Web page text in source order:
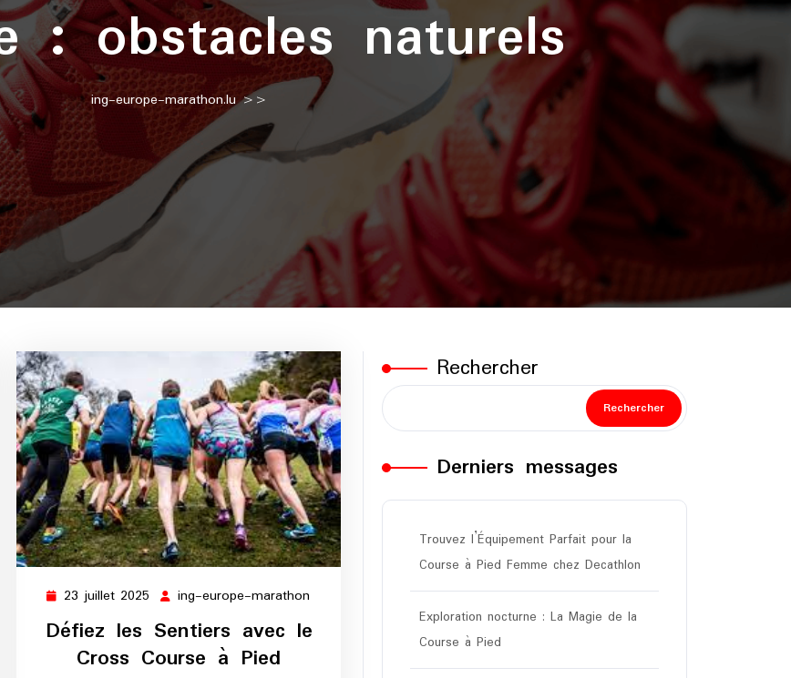
:obstacles naturels
ing-europe-marathon.lu>>
23 juillet 2025 23
juillet
2025
ing-europe-marathon
marathon
Défiez les Sentiers avec le
Cross Course à Pied
Rechercher
Rechercher
Derniers messages
Trouvez l’Équipement Parfait pour la
Course à Pied Femme chez Decathlon
Exploration nocturne : La Magie de la
Course à Pied